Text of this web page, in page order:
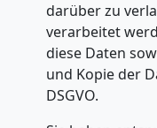
darüber zu
verarbeitet
diese Daten
und Kopie der
DSGVO.
Umzug